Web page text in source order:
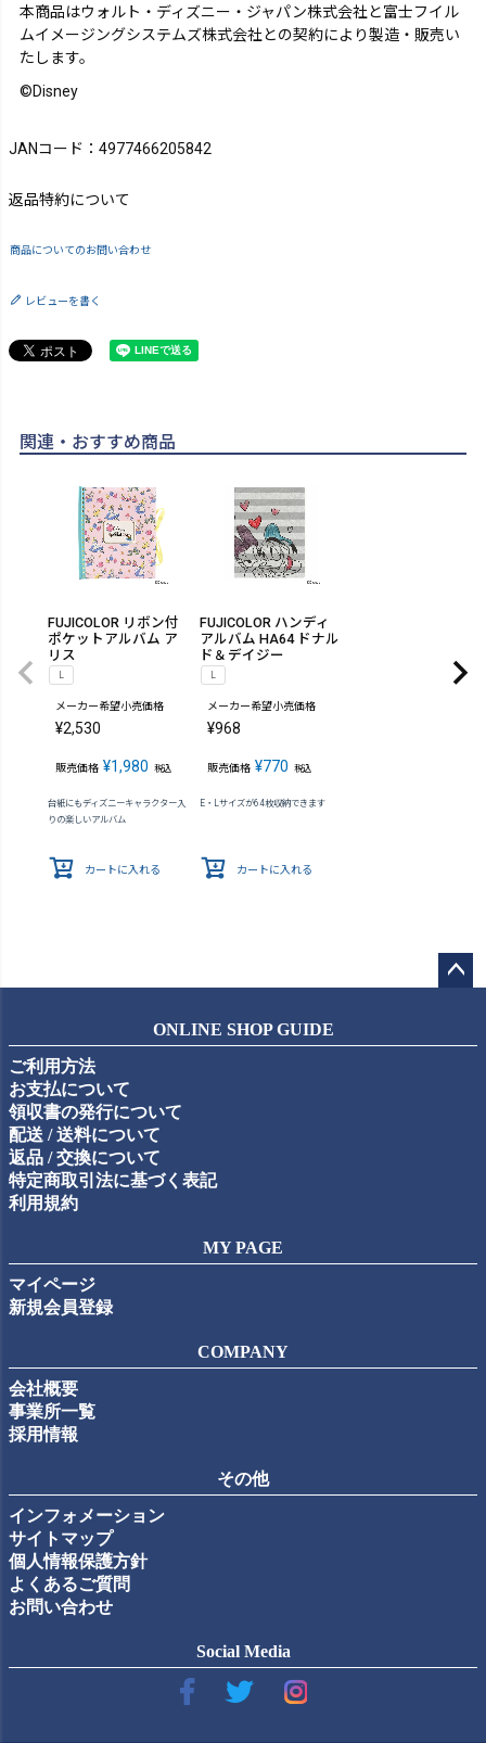
本商品はウォルト・ディズニー・ジャパン株式会社と富士フイル
ムイメージングシステムズ株式会社との契約により製造・販売い
たします。
©Disney
JANコード：4977466205842
返品特約について
商品についてのお問い合わせ
レビューを書く
関連・おすすめ商品
FUJICOLOR リボン付
ポケットアルバム ア
リス
L
メーカー希望小売価格
¥2,530
販売価格 ¥1,980 税込
台紙にもディズニーキャラクター入
りの楽しいアルバム
カートに入れる
FUJICOLOR ハンディ
アルバム HA64 ドナル
ド＆デイジー
L
メーカー希望小売価格
¥968
販売価格 ¥770 税込
E・Lサイズが64枚収納できます
カートに入れる
ップ
ONLINE SHOP GUIDE
ご利用方法
お支払について
領収書の発行について
配送 / 送料について
返品 / 交換について
特定商取引法に基づく表記
利用規約
MY PAGE
マイページ
新規会員登録
COMPANY
会社概要
事業所一覧
採用情報
その他
インフォメーション
サイトマップ
個人情報保護方針
よくあるご質問
お問い合わせ
Social Media